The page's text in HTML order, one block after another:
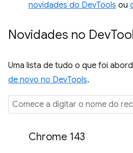
novidades do DevTools ou
Novidades no Dev
Uma lista de tudo o que foi
de novo no DevTools.
Chrome 143